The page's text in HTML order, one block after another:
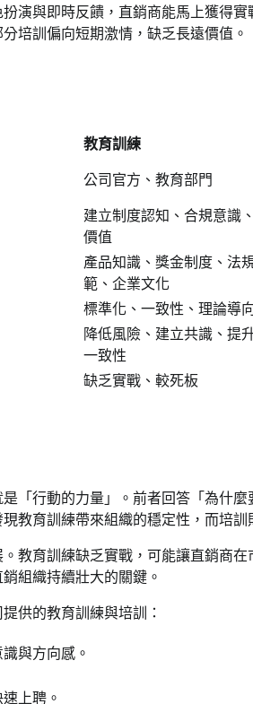
演與即時反饋，直銷商能馬上獲得
培訓偏向短期激情，缺乏長遠價值。
教育訓練
公司官方、教育部門
建立制度認知、合規意識
價值
產品知識、獎金制度、法
範、企業文化
標準化、一致性、理論導
降低風險、建立共識、提
一致性
缺乏實戰、較死板
「行動的力量」。前者回答「為什
教育訓練帶來組織的穩定性，而培訓
教育訓練缺乏實戰，可能讓直銷商
組織持續壯大的關鍵。
供的教育訓練與培訓：
與方向感。
上聘。
要聞